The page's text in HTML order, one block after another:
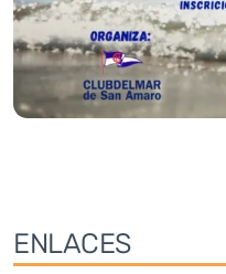
ENLACES